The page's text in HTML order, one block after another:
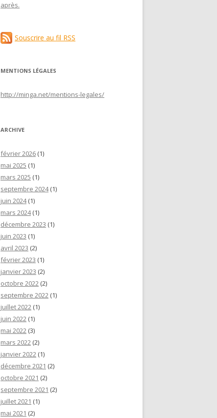
après.
Souscrire au fil RSS
MENTIONS LÉGALES
http://minga.net/mentions-legales/
ARCHIVE
février 2026 (1)
mai 2025 (1)
mars 2025 (1)
septembre 2024(1)
juin 2024(1)
mars 2024(1)
décembre 2023 (1)
juin 2023 (1)
avril 2023 (2)
février 2023 (1)
janvier 2023 (2)
octobre 2022 (2)
septembre 2022 (1)
juillet 2022 (1)
juin 2022 (1)
mai 2022 (3)
mars 2022 (2)
janvier 2022 (1)
décembre 2021 (2)
octobre 2021 (2)
septembre 2021 (2)
juillet 2021 (1)
mai 2021 (2)